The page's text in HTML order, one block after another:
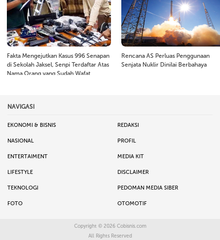
Fakta Mengejutkan Kasus 996 Senapan
di Sekolah Jaksel, Senpi Terdaftar Atas
Nama Orang yang Sudah Wafat
Rencana AS Perluas Penggunaan
Senjata Nuklir Dinilai Berbahaya
NAVIGASI
EKONOMI & BISNIS REDAKSI
NASIONAL PROFIL
ENTERTAIMENT MEDIA KIT
LIFESTYLE DISCLAIMER
TEKNOLOGI PEDOMAN MEDIA SIBER
FOTO OTOMOTIF
Copyright © 2026 Cobisnis.com
All Rights Reserved